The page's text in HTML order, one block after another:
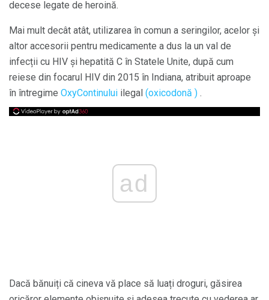
decese legate de heroină.
Mai mult decât atât, utilizarea în comun a seringilor, acelor și
altor accesorii pentru medicamente a dus la un val de
infecții cu HIV și hepatită C în Statele Unite, după cum
reiese din focarul HIV din 2015 în Indiana, atribuit aproape
în întregime OxyContinului ilegal (oxicodonă ) .
ad
Dacă bănuiți că cineva vă place să luați droguri, găsirea